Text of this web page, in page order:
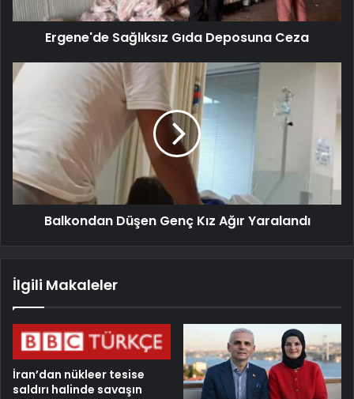
Ergene'de Sağlıksız Gıda Deposuna Ceza
Balkondan Düşen Genç Kız Ağır Yaralandı
İlgili Makaleler
İran’dan nükleer tesise
saldırı halinde savaşın